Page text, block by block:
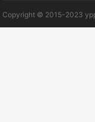
Copyright © 2015-2023